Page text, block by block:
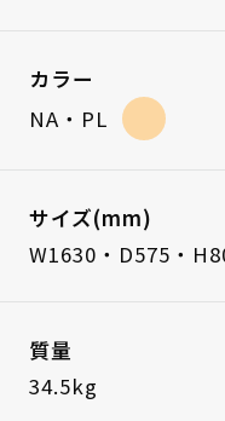
カラー
NA・PL
サイズ(mm)
W1630・D575・
質量
34.5kg